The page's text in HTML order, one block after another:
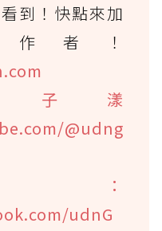
到！快點來加
者！
子漾
@udng
udnG